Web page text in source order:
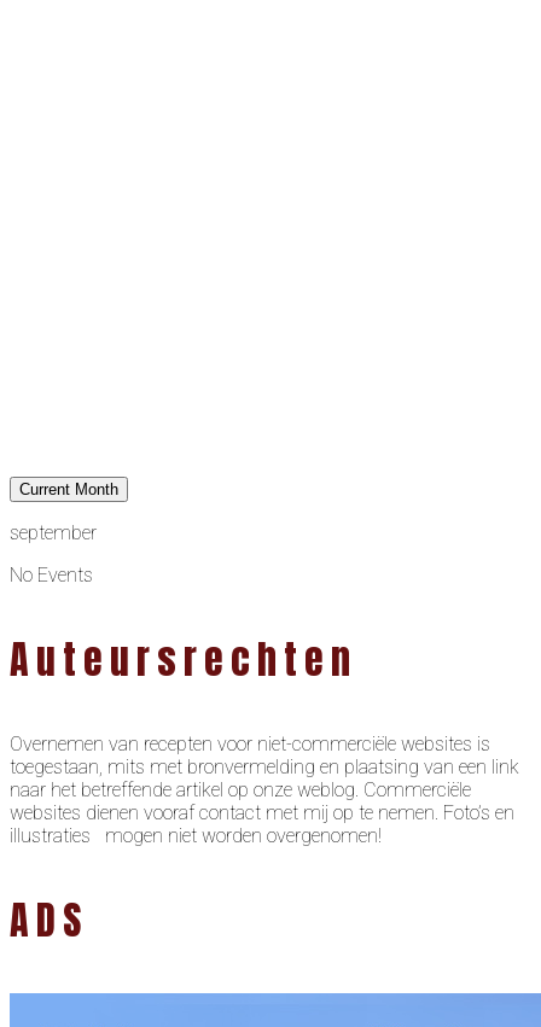
Current Month
september
No Events
Auteursrechten
Overnemen van recepten voor niet-commerciële websites is
toegestaan, mits met bronvermelding en plaatsing van een link
naar het betreffende artikel op onze weblog. Commerciële
websites dienen vooraf contact met mij op te nemen. Foto’s en
illustraties mogen niet worden overgenomen!
ADS